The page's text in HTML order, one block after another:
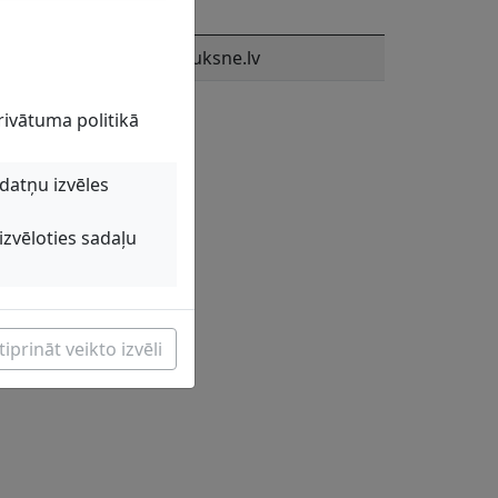
judite.kaktina@aluksne.lv
politikā
izvēles
sadaļu
veikto izvēli